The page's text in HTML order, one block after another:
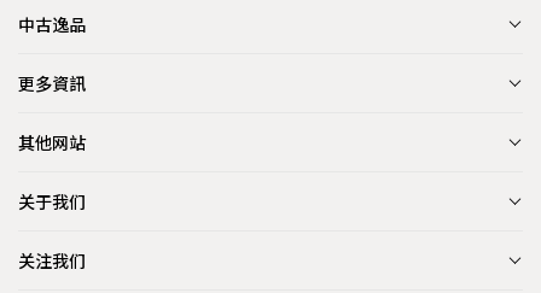
中古逸品
更多資訊
其他网站
关于我们
关注我们